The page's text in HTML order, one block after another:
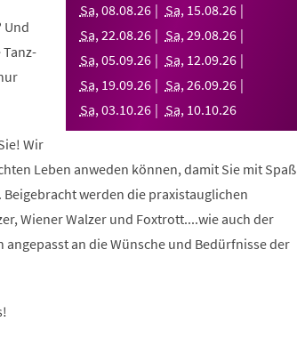
Tab)
Sa,08.08.26 Sa, 15.08.26
Sa,22.08.26 Sa,29.08.26
Sa,05.09.26 Sa, 12.09.26
Sa, 19.09.26 Sa,26.09.26
Sa,03.10.26 Sa, 10.10.26
Und
Wir
Leben anweden können, damit Sie mit Spaß
werden die praxistauglichen
Wiener Walzer und Foxtrott....wie auch der
an die Wünsche und Bedürfnisse der